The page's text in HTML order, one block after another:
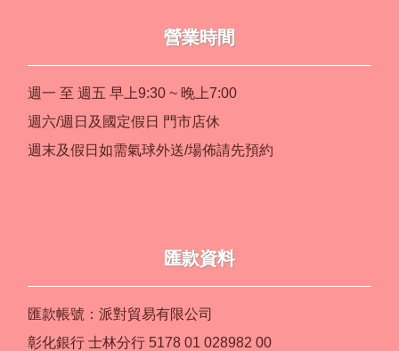
營業時間
週一 至 週五 早上9:30 ~ 晚上7:00
週六/週日及國定假日 門市店休
週末及假日如需氣球外送/場佈請先預約
匯款資料
匯款帳號：派對貿易有限公司
彰化銀行 士林分行 5178 01 028982 00